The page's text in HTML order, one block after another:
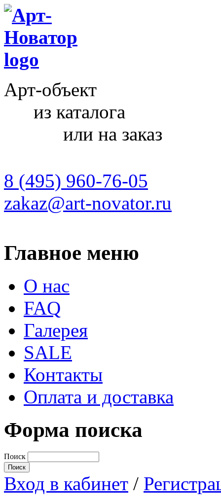
Арт-объект
из каталога
или на заказ
8 (495) 960-76-05
zakaz@art-novator.ru
Главное меню
О нас
FAQ
Галерея
SALE
Контакты
Оплата и доставка
Форма поиска
Поиск
Вход в кабинет /